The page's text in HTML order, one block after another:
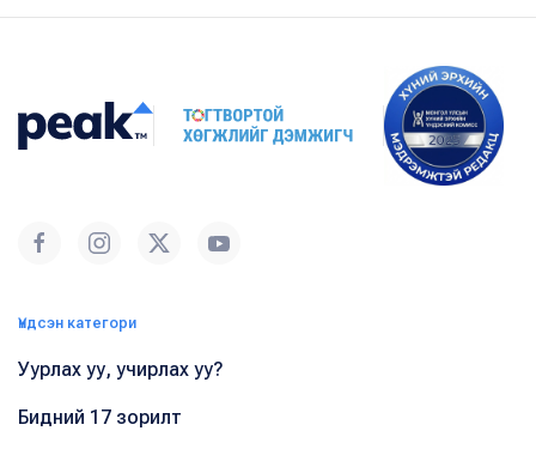
Үндсэн категори
Уурлах уу, учирлах уу?
Бидний 17 зорилт